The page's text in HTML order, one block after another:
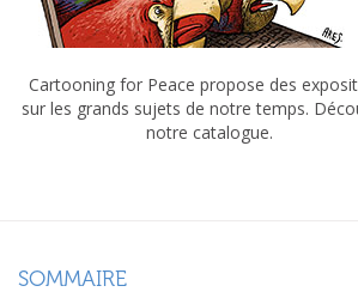
Cartooning for Peace propose des
sur les grands sujets de notre temps.
notre catalogue.
SOMMAIRE